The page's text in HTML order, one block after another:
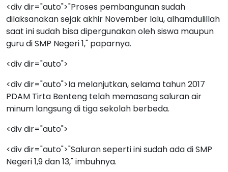
<div dir="auto">"Proses pembangunan sudah
dilaksanakan sejak akhir November lalu, alhamdulillah
saat ini sudah bisa dipergunakan oleh siswa maupun
guru di SMP Negeri 1," paparnya.
<div dir="auto">
<div dir="auto">Ia melanjutkan, selama tahun 2017
PDAM Tirta Benteng telah memasang saluran air
minum langsung di tiga sekolah berbeda.
<div dir="auto">
<div dir="auto">"Saluran seperti ini sudah ada di SMP
Negeri 1,9 dan 13," imbuhnya.